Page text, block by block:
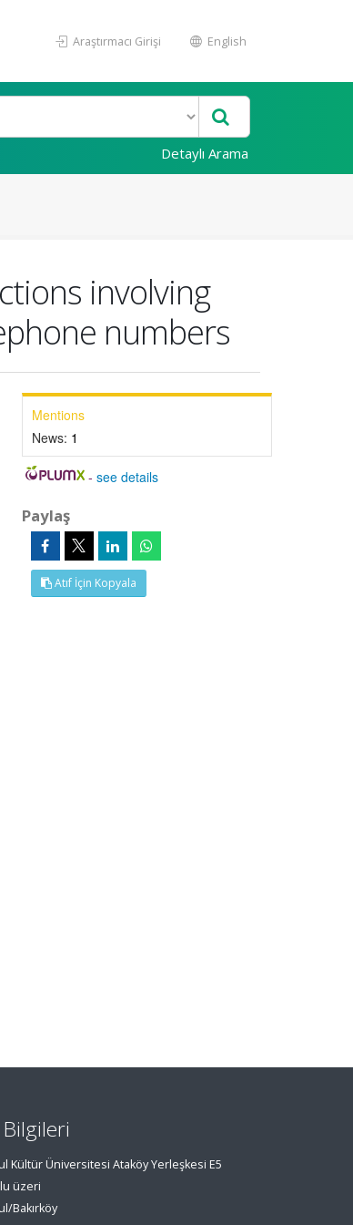
Araştırmacı Girişi English
Detaylı Arama
involving
numbers
Mentions
News: 1
-see details
Paylaş
Atıf İçin Kopyala
Kültür Üniversitesi Ataköy Yerleşkesi E5
üzeri
Bakırköy